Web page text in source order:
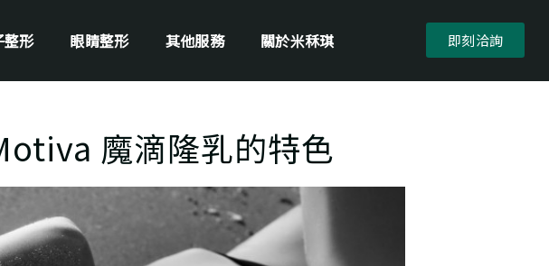
整形 眼睛整形 其他服務 關於米秝琪 即刻洽詢
魔滴隆乳的特色